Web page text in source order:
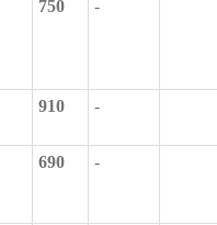
750 -
910 -
690 -